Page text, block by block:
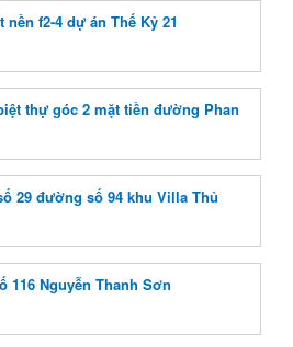
nền f2-4 dự án Thế Kỷ 21
thự góc 2 mặt tiền đường Phan
29 đường số 94 khu Villa Thủ
116 Nguyễn Thanh Sơn